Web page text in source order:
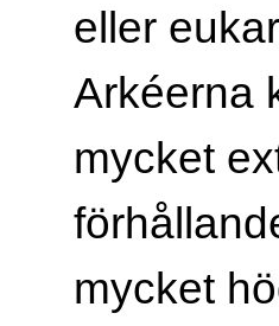
eller
Arkéerna
mycket
mycket